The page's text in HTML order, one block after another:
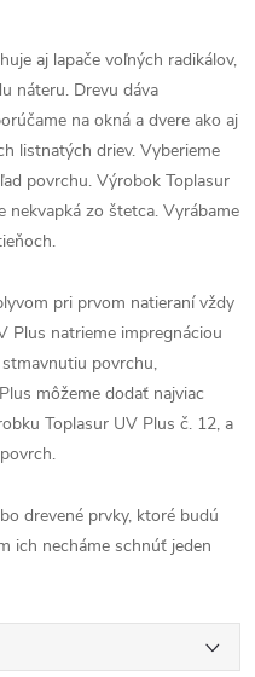
aj lapače voľných radikálov,
náteru. Drevu dáva
na okná a dvere ako aj
listnatých driev. Vyberieme
povrchu. Výrobok Toplasur
nekvapká zo štetca. Vyrábame
pri prvom natieraní vždy
Plus natrieme impregnáciou
povrchu,
môžeme dodať najviac
Toplasur UV Plus č. 12, a
drevené prvky, ktoré budú
ich necháme schnúť jeden